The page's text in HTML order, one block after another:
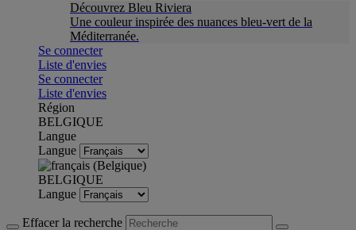
Découvrez Bleu Riviera
Une couleur inspirée des nuances bleu-vert de la
Méditerranée.
Se connecter
Liste d'envies
Se connecter
Liste d'envies
Région
BELGIQUE
Langue
Langue
BELGIQUE
Langue
Effacer la recherche